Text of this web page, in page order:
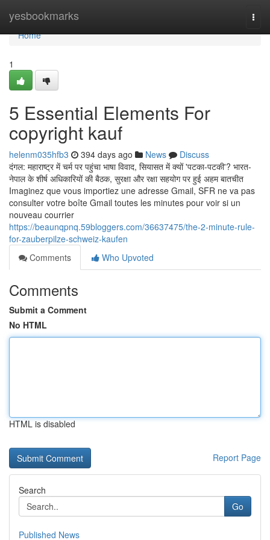
yesbookmarks
Home
Home
1
5 Essential Elements For
copyright kauf
helenm035hfb3 394 days ago News
Discuss
दंगल: महाराष्ट्र में चर्म पर पहुंचा भाषा विवाद, सियासत में क्यों 'पटका-पटकी'? भारत-
नेपाल के शीर्ष अधिकारियों की बैठक, सुरक्षा और रक्षा सहयोग पर हुई अहम बातचीत
Imaginez que vous importiez une adresse Gmail, SFR ne va pas
consulter votre boîte Gmail toutes les minutes pour voir si un
nouveau courrier
https://beaunqpnq.59bloggers.com/36637475/the-2-minute-rule-
for-zauberpilze-schweiz-kaufen
Comments
Who Upvoted
Comments
Submit a Comment
No HTML
HTML is disabled
Report Page
Search
Go
Published News